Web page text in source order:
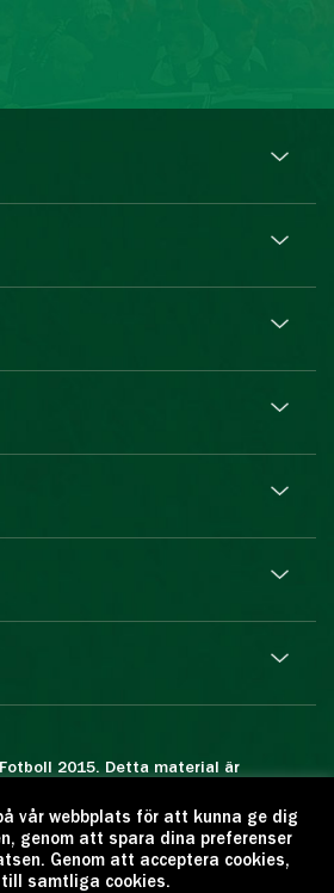
2015. Detta material är
annan kopiering är förbjuden.
gärna men ange källan:
Ansvarig utgivare:
vår webbplats för att kunna ge dig
genom att spara dina preferenser
Genom att acceptera cookies,
samtliga cookies.